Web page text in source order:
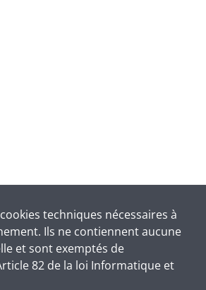
cookies techniques nécessaires à
Ils ne contiennent aucune
et sont exemptés de
82 de la loi Informatique et